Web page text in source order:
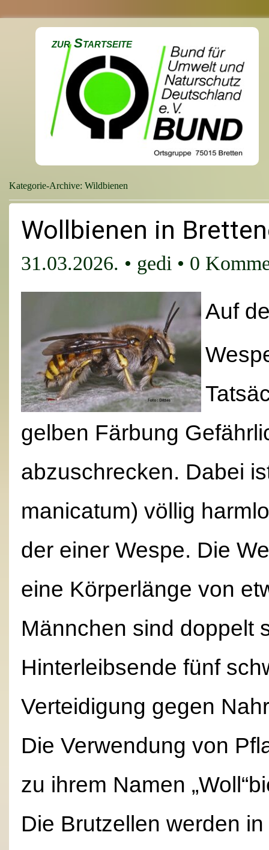
zur Startseite
Kategorie-Archive: Wildbienen
Wollbienen in
31.03.2026. • gedi • 0
Auf
gelben Färbung
abzuschrecken. Dabei
manicatum) völlig
der einer Wespe. Die
eine Körperlänge von
Männchen sind doppelt
Hinterleibsende fünf
Verteidigung gegen
Die Verwendung von
zu ihrem Namen
Die Brutzellen werden